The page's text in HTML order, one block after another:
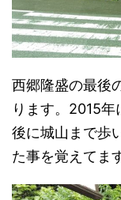
西郷隆盛の最後
ります。2015
後に城山まで歩
た事を覚えてま